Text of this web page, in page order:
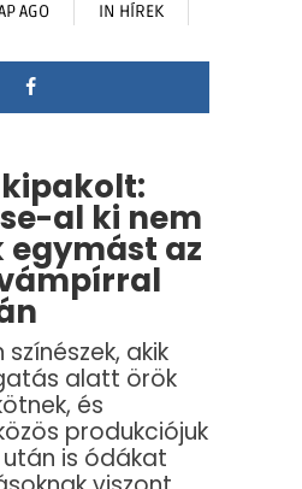
AGO IN HÍREK
al ki nem
az
akik
alatt örök
és
produkciójuk
is ódákat